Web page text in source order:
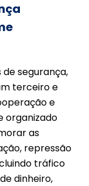
segurança,
terceiro e
e
organizado
as
repressão
tráfico
dinheiro,